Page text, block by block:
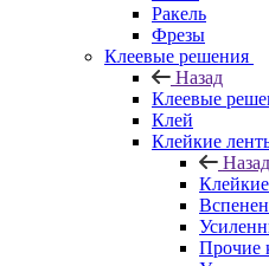
Ракель
Фрезы
Клеевые решения
Назад
Клеевые
Клей
Клейкие
Назад
Прочие